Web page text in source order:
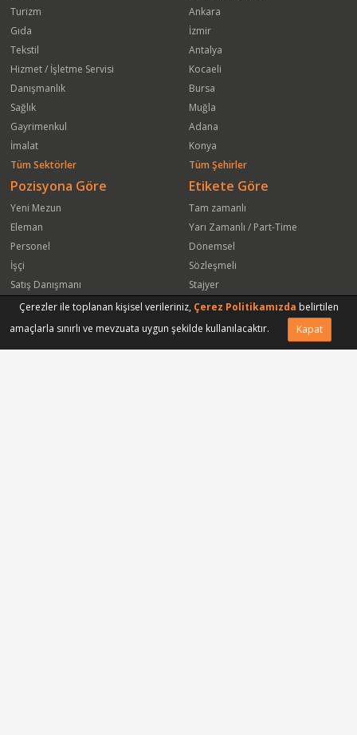
Turizm
Gıda
Tekstil
Hizmet / İşletme Servisi
Danışmanlık
Sağlık
Gayrimenkul
İmalat
Tüm Sektörler
Ankara
İzmir
Antalya
Kocaeli
Bursa
Muğla
Adana
Konya
Tüm Şehirler
Pozisyona Göre
Yeni Mezun
Eleman
Personel
İşçi
Satış Danışmanı
Öğrenci
Satış Elemanı
Etikete Göre
Tam zamanlı
Yarı Zamanlı / Part-Time
Dönemsel
Sözleşmeli
Stajyer
Freelance
Yeni Mezun
Çerezler ile toplanan kişisel verileriniz, Çerez Politikamızda belirtilen
amaçlarla sınırlı ve mevzuata uygun şekilde kullanılacaktır.
Kapat